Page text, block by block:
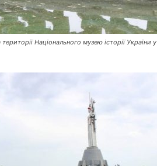
Національного музею історії України у